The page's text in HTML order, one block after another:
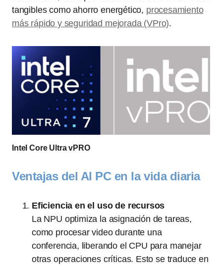
tangibles como ahorro energético, procesamiento
más rápido y seguridad mejorada (VPro).
Intel Core Ultra vPRO
Ventajas del AI PC en la vida diaria
Eficiencia en el uso de recursos
La NPU optimiza la asignación de tareas,
como procesar video durante una
conferencia, liberando el CPU para manejar
otras operaciones críticas. Esto se traduce en